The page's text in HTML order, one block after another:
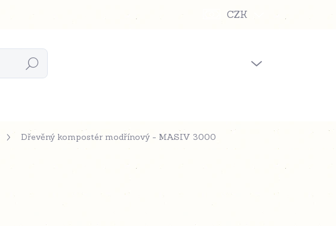
CZK
Hledat
Dřevěný kompostér modřínový - MASIV 3000